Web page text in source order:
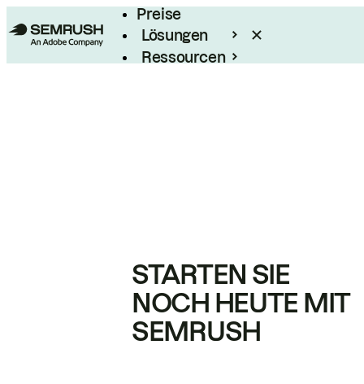
Preise
Lösungen
Ressourcen
STARTEN SIE
NOCH HEUTE MIT
SEMRUSH